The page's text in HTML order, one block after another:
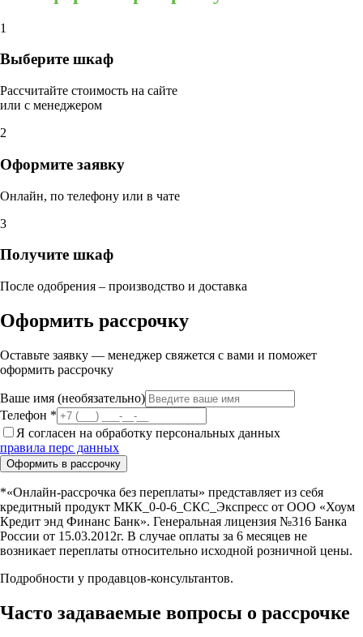
1
Выберите шкаф
Рассчитайте стоимость на сайте
или с менеджером
2
Оформите заявку
Онлайн, по телефону или в чате
3
Получите шкаф
После одобрения – производство и доставка
Оформить рассрочку
Оставьте заявку — менеджер свяжется с вами и поможет
оформить рассрочку
Ваше имя (необязательно)
Телефон *
Я согласен на обработку персональных данных
правила перс данных
Оформить в рассрочку
*«Онлайн-рассрочка без переплаты» представляет из себя
кредитный продукт МКК_0-0-6_СКС_Экспресс от ООО «Хоум
Кредит энд Финанс Банк». Генеральная лицензия №316 Банка
России от 15.03.2012г. В случае оплаты за 6 месяцев не
возникает переплаты относительно исходной розничной цены.
Подробности у продавцов-консультантов.
Часто задаваемые вопросы о рассрочке